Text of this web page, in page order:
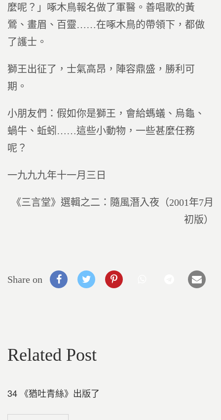
麼呢？」啄木鳥報名做了軍醫。善唱歌的黃
鶯、畫眉、百靈……在啄木鳥的帶領下，都做
了護士。
獅王出征了，士氣高昂，陣容鼎盛，勝利可
期。
小朋友們：假如你是獅王，會給螞蟻、烏龜、
蝸牛、蚯蚓……這些小動物，一些甚麼任務
呢？
一九九九年十一月三日
《三言堂》選輯之二：隨風潛入夜（2001年7月
初版）
Share on
Related Post
34 《猶吐青絲》出版了